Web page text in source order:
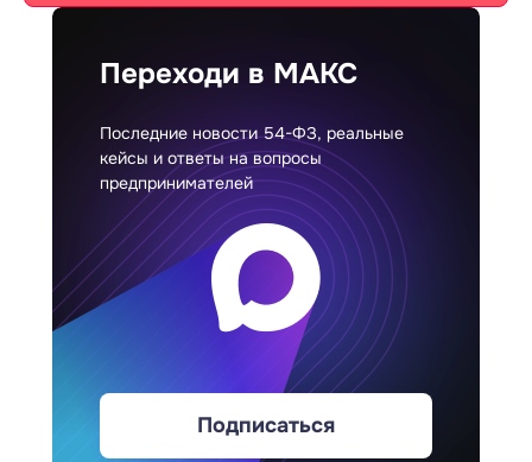
Переходи в МАКС
Последние новости 54-ФЗ, реальные
кейсы и ответы на вопросы
предпринимателей
Подписаться